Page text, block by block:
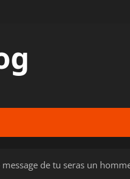
de tu seras un